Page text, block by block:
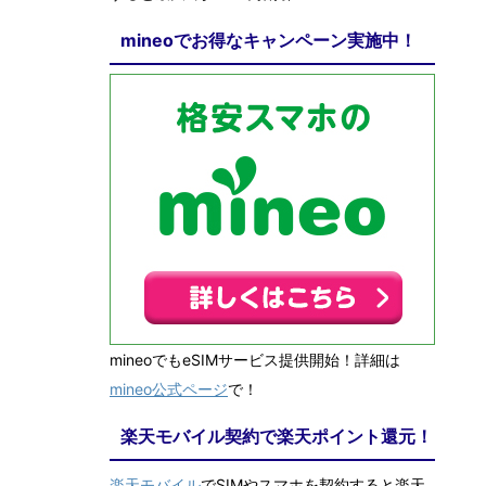
mineoでお得なキャンペーン実施中！
mineoでもeSIMサービス提供開始！詳細は
mineo公式ページで！
楽天モバイル契約で楽天ポイント還元！